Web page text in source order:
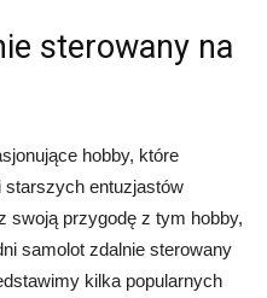
sterowany na
hobby, które
starszych entuzjastów
swoją przygodę z tym hobby,
samolot zdalnie sterowany
kilka popularnych